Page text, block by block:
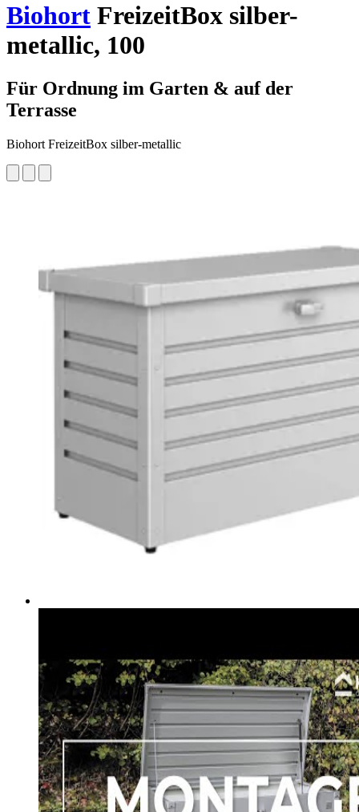
Biohort FreizeitBox silber-
metallic, 100
Für Ordnung im Garten & auf der
Terrasse
Biohort FreizeitBox silber-metallic